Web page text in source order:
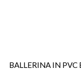
BALLERINA IN